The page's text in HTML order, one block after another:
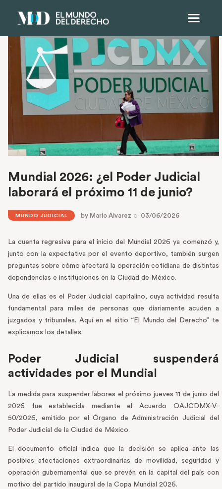
Mundial 2026: ¿el Poder Judicial
laborará el próximo 11 de junio?
MUNDO JUDICIAL by Mario Álvarez 03/06/2026
La cuenta regresiva para el inicio del Mundial 2026 ya comenzó y,
junto con la expectativa por el evento deportivo, también surgen
preguntas sobre cómo afectará la operación cotidiana de distintas
dependencias e instituciones en la Ciudad de México.
Una de ellas es el Poder Judicial capitalino, cuya actividad resulta
fundamental para miles de personas que diariamente acuden a
juzgados y tribunales. Aquí en el sitio “El Mundo del Derecho” te
explicamos los detalles.
Poder Judicial suspenderá
actividades por el Mundial
La medida para suspender labores el próximo jueves 11 de junio del
2026 fue establecida mediante el Acuerdo OAJCDMX-V-
50/2026, emitido por el Órgano de Administración Judicial del
Poder Judicial de la Ciudad de México.
El documento oficial indica que la decisión se aplica ante las
posibles afectaciones extraordinarias de movilidad, seguridad y
operación gubernamental que se prevén en la capital del país con
motivo del partido inaugural de la Copa Mundial 2026.